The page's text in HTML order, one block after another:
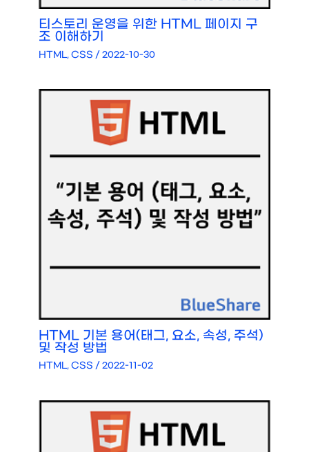
티스토리 운영을 위한 HTML 페이지 구
조 이해하기
HTML, CSS /2022-10-30
HTML 기본 용어(태그, 요소, 속성, 주석)
및 작성 방법
HTML, CSS /2022-11-02